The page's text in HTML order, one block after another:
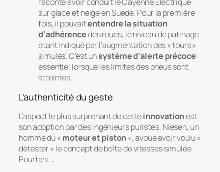
sur glace et neige en Suède. Pour la première
fois, il pouvaitentendre la situation
d’adhérencedes roues, le niveau de patinage
étant indiqué par l’augmentation des « tours »
simulés. C’est unsystème d’alerte précoce
essentiel lorsque les limites des pneus sont
atteintes.
L’authenticité du geste
L’aspect le plus surprenant de cetteinnovationest
son adoption par des ingénieurs puristes. Niesen, un
homme du « moteur et piston», avoue avoir voulu «
détester » le concept de boîte de vitesses simulée.
Pourtant :